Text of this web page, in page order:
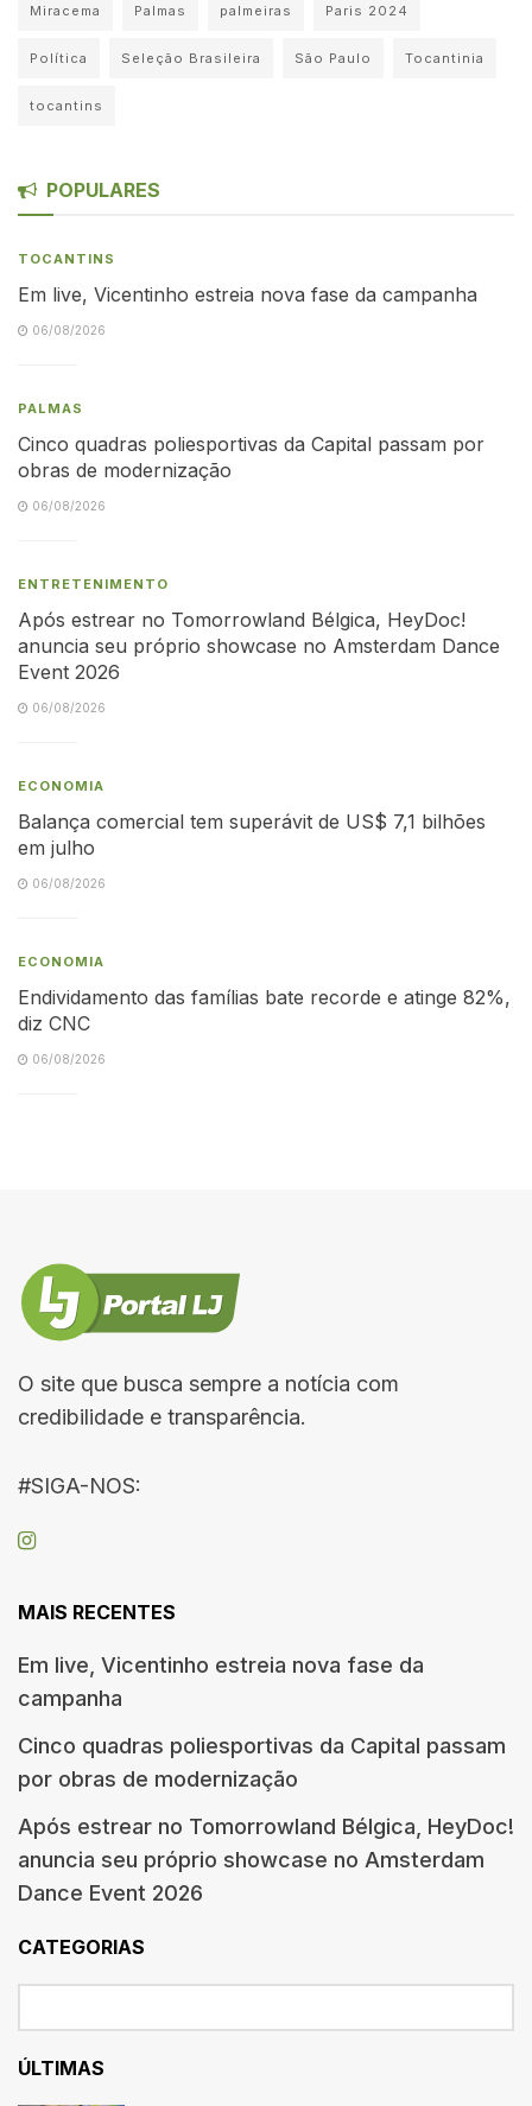
Miracema Palmas palmeiras Paris 2024
Política Seleção Brasileira São Paulo Tocantinia
tocantins
POPULARES
TOCANTINS
Em live, Vicentinho estreia nova fase da campanha
06/08/2026
PALMAS
Cinco quadras poliesportivas da Capital passam por
obras de modernização
06/08/2026
ENTRETENIMENTO
Após estrear no Tomorrowland Bélgica, HeyDoc!
anuncia seu próprio showcase no Amsterdam Dance
Event 2026
06/08/2026
ECONOMIA
Balança comercial tem superávit de US$ 7,1 bilhões
em julho
06/08/2026
ECONOMIA
Endividamento das famílias bate recorde e atinge 82%,
diz CNC
06/08/2026
O site que busca sempre a notícia com
credibilidade e transparência.
#SIGA-NOS:
MAIS RECENTES
Em live, Vicentinho estreia nova fase da
campanha
Cinco quadras poliesportivas da Capital passam
por obras de modernização
Após estrear no Tomorrowland Bélgica, HeyDoc!
anuncia seu próprio showcase no Amsterdam
Dance Event 2026
CATEGORIAS
ÚLTIMAS